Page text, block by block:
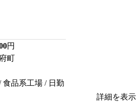
円
町
食品系工場 / 日勤
詳細を表示